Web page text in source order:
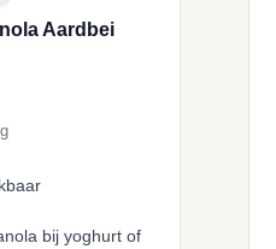
Aardbei
bij yoghurt of